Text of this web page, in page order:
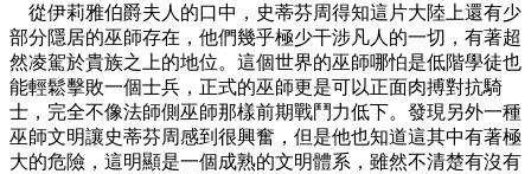
從伊莉雅伯爵夫人的口中，史蒂芬周得知這片大陸上還有少
部分隱居的巫師存在，他們幾乎極少干涉凡人的一切，有著超
然凌駕於貴族之上的地位。這個世界的巫師哪怕是低階學徒也
能輕鬆擊敗一個士兵，正式的巫師更是可以正面肉搏對抗騎
士，完全不像法師側巫師那樣前期戰鬥力低下。發現另外一種
巫師文明讓史蒂芬周感到很興奮，但是他也知道這其中有著極
大的危險，這明顯是一個成熟的文明體系，雖然不清楚有沒有